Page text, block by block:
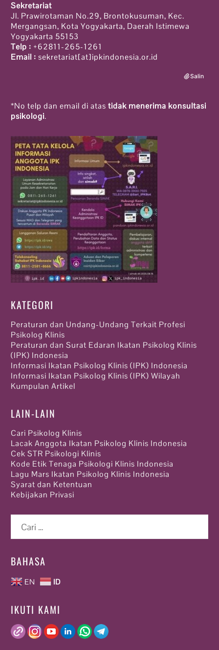
Sekretariat
Jl. Prawirotaman No.29, Brontokusuman, Kec.
Mergangsan, Kota Yogyakarta, Daerah Istimewa
Yogyakarta 55153
Telp : +62811-265-1261
Email : sekretariat[at]ipkindonesia.or.id
Salin
*No telp dan email di atastidak menerima konsultasi
psikologi.
KATEGORI
Peraturan dan Undang-Undang Terkait Profesi
Psikolog Klinis
Peraturan dan Surat Edaran Ikatan Psikolog Klinis
(IPK) Indonesia
Informasi Ikatan Psikolog Klinis (IPK) Indonesia
Informasi Ikatan Psikolog Klinis (IPK) Wilayah
Kumpulan Artikel
LAIN-LAIN
Cari Psikolog Klinis
Lacak Anggota Ikatan Psikolog Klinis Indonesia
Cek STR Psikologi Klinis
Kode Etik Tenaga Psikologi Klinis Indonesia
Lagu Mars Ikatan Psikolog Klinis Indonesia
Syarat dan Ketentuan
Kebijakan Privasi
untuk:
BAHASA
EN ID
IKUTI KAMI